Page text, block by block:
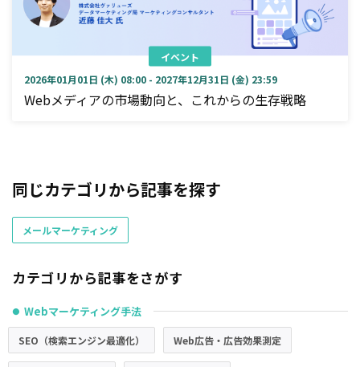
イベント
2026年01月01日 (木) 08:00 - 2027年12月31日 (金) 23:59
Webメディアの市場動向と、これからの生存戦略
同じカテゴリから記事を探す
メールマーケティング
カテゴリから記事をさがす
● Webマーケティング手法
SEO（検索エンジン最適化） Web広告・広告効果測定